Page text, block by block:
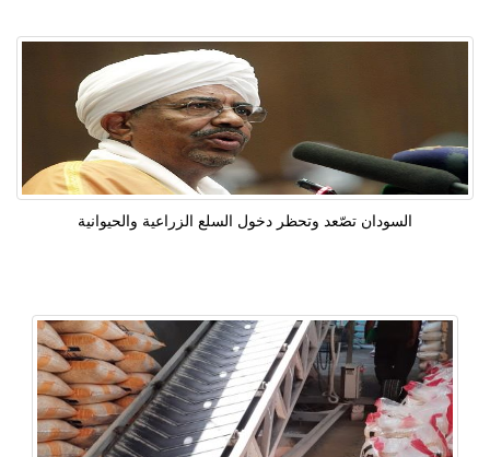
السودان تصّعد وتحظر دخول السلع الزراعية والحيوانية